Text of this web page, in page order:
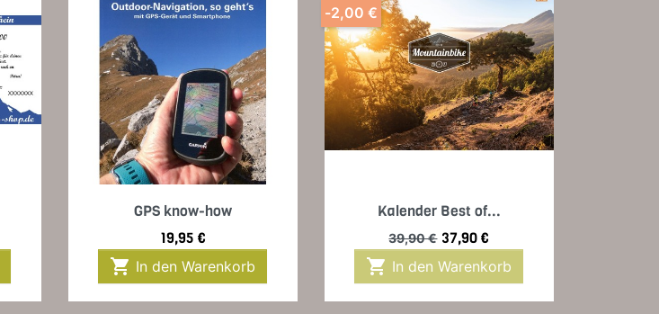
 Vorschau
GPS know-how
Preis
19,95 €
 In den Warenkorb
Vorschau
Kalender Best of...
Verkaufspreis
39,90 € Preis
37,90 €
 In den Warenkorb
-2,00 €